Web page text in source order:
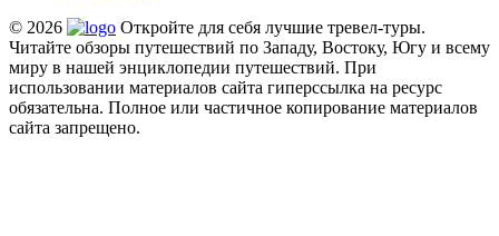
© 2026
Откройте для себя лучшие тревел-туры.
Читайте обзоры путешествий по Западу, Востоку, Югу и всему
миру в нашей энциклопедии путешествий. При
использовании материалов сайта гиперссылка на ресурс
обязательна. Полное или частичное копирование материалов
сайта запрещено.